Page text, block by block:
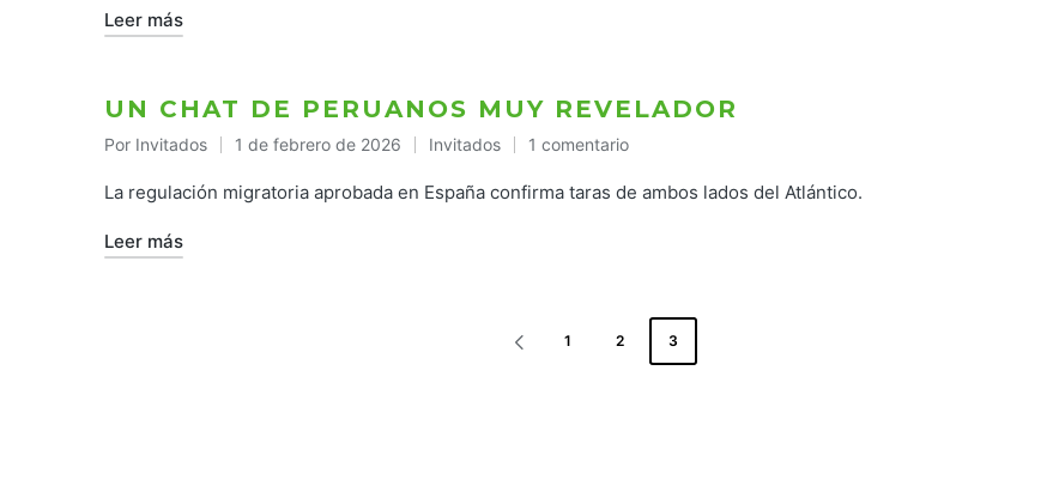
Leer más
UN CHAT DE PERUANOS MUY REVELADOR
Publicado
por
Por Invitados 1 de febrero de 2026
Publicado
en
Invitados 1 comentario
La regulación migratoria aprobada en España confirma taras de ambos lados del Atlántico.
Leer más
PÁGINA
1 2 3